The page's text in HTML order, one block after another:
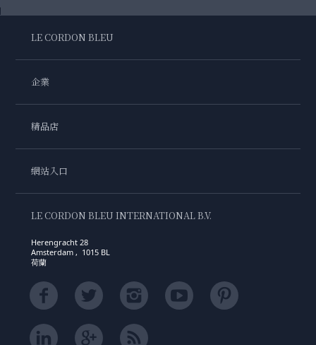
LE CORDON BLEU
企業
精品店
網站入口
LE CORDON BLEU INTERNATIONAL B.V.
Herengracht 28
Amsterdam , 1015 BL
荷蘭